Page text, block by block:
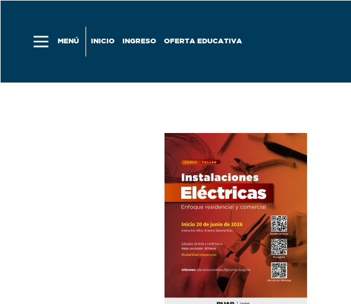
MENÚ INICIO INGRESO OFERTA EDUCATIVA